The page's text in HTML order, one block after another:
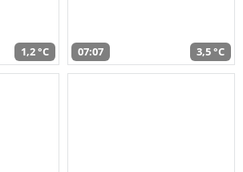
1,2 °C 07:07 3,5 °C